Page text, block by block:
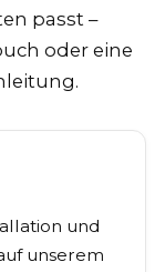
passt –
oder eine
und
unserem